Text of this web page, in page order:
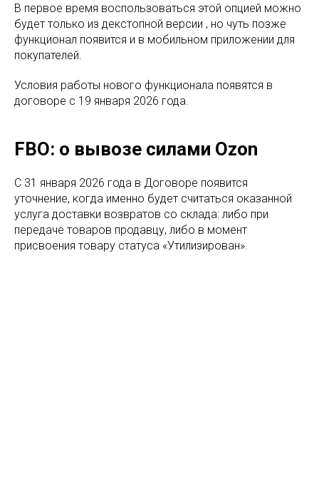
В первое время воспользоваться этой опцией можно
будет только из декстопной версии , но чуть позже
функционал появится и в мобильном приложении для
покупателей.
Условия работы нового функционала появятся в
договоре с 19 января 2026 года.
FBO: о вывозе силами Ozon
С 31 января 2026 года в Договоре появится
уточнение, когда именно будет считаться оказанной
услуга доставки возвратов со склада: либо при
передаче товаров продавцу, либо в момент
присвоения товару статуса «Утилизирован».